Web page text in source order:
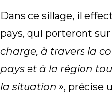
Dans ce sillage, il
pays, qui porteront sur
charge, à travers la
pays et à la région
la situation », précise